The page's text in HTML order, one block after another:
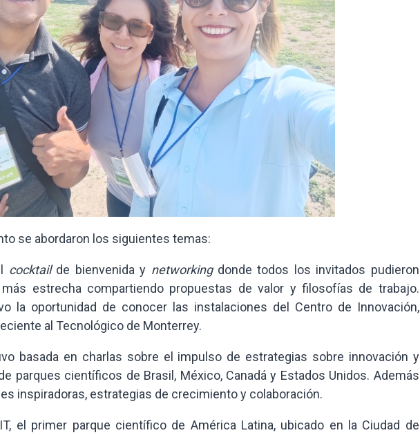
se abordaron los siguientes temas:
cocktailde bienvenida y networkingdonde todos los invitados pudieron
estrecha compartiendo propuestas de valor y filosofías de trabajo.
la oportunidad de conocer las instalaciones del Centro de Innovación,
al Tecnológico de Monterrey.
basada en charlas sobre el impulso de estrategias sobre innovación y
parques científicos de Brasil, México, Canadá y Estados Unidos. Además
inspiradoras, estrategias de crecimiento y colaboración.
el primer parque científico de América Latina, ubicado en la Ciudad de